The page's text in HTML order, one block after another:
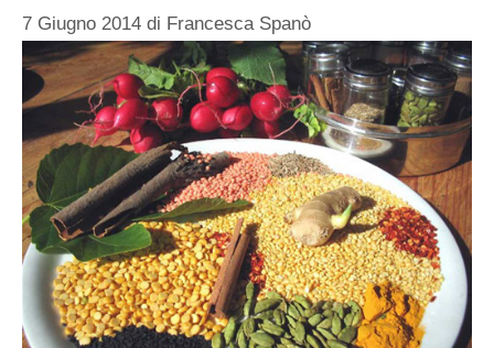
7 Giugno 2014 di Francesca Spanò